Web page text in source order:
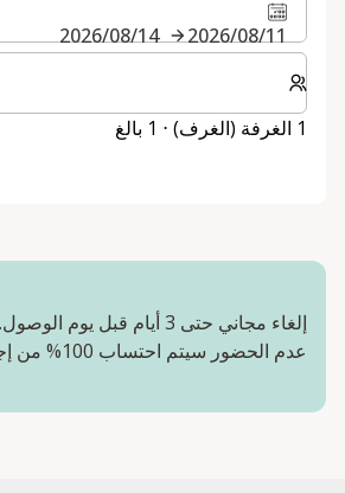
11‏/08‏/2026
14‏/08‏/2026
حدد عدد الغرف والضيوف لإقامتك
1 الغرفة (الغرف) ⋅ 1 بالغ
إلغاء مجاني حتى 3 أيام قبل يوم
عدم الحضور سيتم احتساب 100% من إجمالي الإقامة.